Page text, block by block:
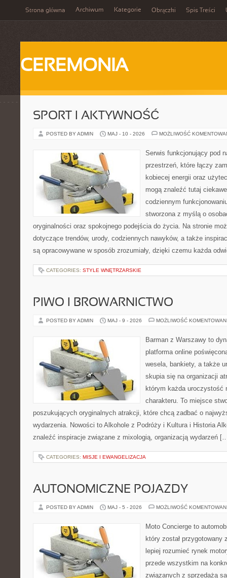
Strona główna Archiwum Kategorie Obrączki Spis Treści
CEREMONIA
SPORT I AKTYWNOŚĆ
POSTED BY ADMIN MAJ - 10 - 2026 MOŻLIWOŚĆ
Serwis funkcjonujący pod
przestrzeń, które łączy
kobiecej energii oraz
mogą znaleźć tutaj
codziennym
stworzona z myślą o
oryginalności oraz spokojnego podejścia do życia. Na stronie
dotyczące trendów, urody, codziennych nawyków, a także
są opracowywane w sposób zrozumiały, dzięki czemu każda
CATEGORIES: STYLE WNĘTRZARSKIE
PIWO I BROWARNICTWO
POSTED BY ADMIN MAJ - 9 - 2026 MOŻLIWOŚĆ
Barman z Warszawy to
platforma online
wesela, bankiety, a także
skupia się na organizacji
którym każda uroczystość
charakteru. To miejsce
poszukujących oryginalnych atrakcji, które chcą zadbać o
wydarzenia. Nowości to Alkohole z Podróży i Kultura i Historia
znaleźć inspiracje związane z mixologią, organizacją wydarzeń
CATEGORIES: MISJE I EWANGELIZACJA
AUTONOMICZNE POJAZDY
POSTED BY ADMIN MAJ - 5 - 2026 MOŻLIWOŚĆ
Moto Concierge to
który został
lepiej rozumieć rynek
przede wszystkim na
związanych z sprzedażą